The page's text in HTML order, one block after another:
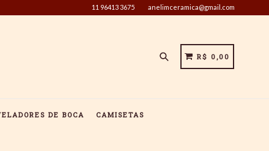
11 96413 3675 anelimceramica@gmail.com
PesquisarCARRINHO
CARRINHO
R$ 0,00
DE BOCA CAMISETAS